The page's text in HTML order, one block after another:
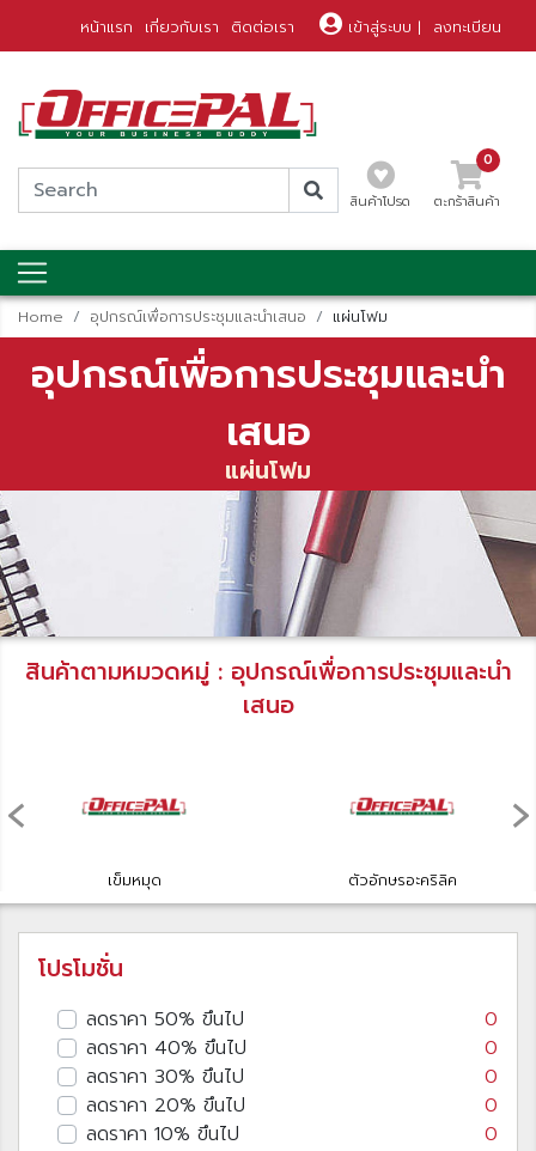
เข้าสู่ระบบ | ลงทะเบียน
หน้าแรก เกี่ยวกับเรา ติดต่อเรา
สินค้าโปรด ตะกร้าสินค้า
0
Home อุปกรณ์เพื่อการประชุมและนำเสนอ แผ่นโฟม
อุปกรณ์เพื่อการประชุมและนำ
เสนอ
แผ่นโฟม
สินค้าตามหมวดหมู่ : อุปกรณ์เพื่อการประชุมและนำ
เสนอ
เข็มหมุด ตัวอักษรอะคริลิค
‹ ›
โปรโมชั่น
ลดราคา 50% ขึนไป
0
ลดราคา 40% ขึนไป
0
ลดราคา 30% ขึนไป
0
ลดราคา 20% ขึนไป
0
ลดราคา 10% ขึนไป
0